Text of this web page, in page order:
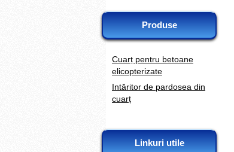
Produse
Cuarț pentru betoane
elicopterizate
Intăritor de pardosea din
cuarț
Linkuri utile